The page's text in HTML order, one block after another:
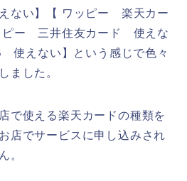
い】【 ワッピー 楽天カー
ピー 三井住友カード 使えな
えない】という感じで色々
ました。
で使える楽天カードの種類を
店でサービスに申し込みされ
。